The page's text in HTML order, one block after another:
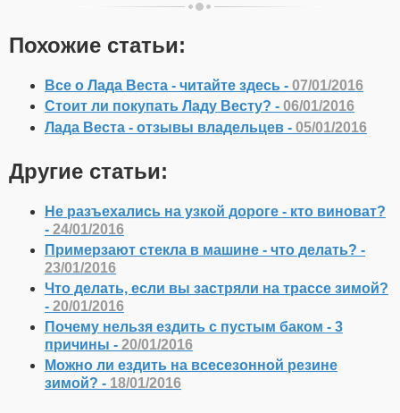
Похожие статьи:
Все о Лада Веста - читайте здесь - 07/01/2016
Стоит ли покупать Ладу Весту? - 06/01/2016
Лада Веста - отзывы владельцев - 05/01/2016
Другие статьи:
Не разъехались на узкой дороге - кто виноват?
- 24/01/2016
Примерзают стекла в машине - что делать? -
23/01/2016
Что делать, если вы застряли на трассе зимой?
- 20/01/2016
Почему нельзя ездить с пустым баком - 3
причины - 20/01/2016
Можно ли ездить на всесезонной резине
зимой? - 18/01/2016